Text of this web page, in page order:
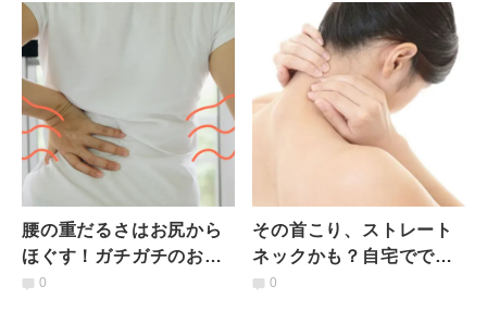
レンジ
腰の重だるさはお尻から
ほぐす！ガチガチのお
尻・股関節にアプローチ
0
その首こり、ストレート
ネックかも？自宅ででき
る「首の自然なカーブを
0